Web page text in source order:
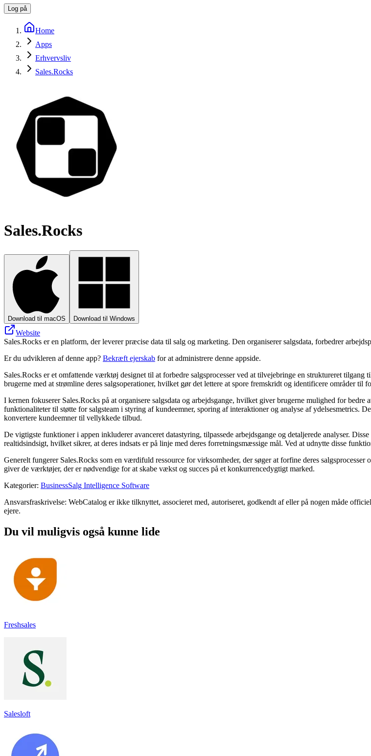
Log på
Home
Apps
Erhvervsliv
Sales.Rocks
Sales.Rocks
Download til macOS Download til Windows
Website
Sales.Rocks er en platform, der leverer præcise data til salg og marketing. Den organiserer salgsdata, forbedrer
Er du udvikleren af denne app? Bekræft ejerskab for at administrere denne appside.
Sales.Rocks er et omfattende værktøj designet til at forbedre salgsprocesser ved at tilvejebringe en struktureret
brugerne med at strømline deres salgsoperationer, hvilket gør det lettere at spore fremskridt og identificere områder til
I kernen fokuserer Sales.Rocks på at organisere salgsdata og arbejdsgange, hvilket giver brugerne mulighed for
funktionaliteter til støtte for salgsteam i styring af kundeemner, sporing af interaktioner og analyse af ydelsesmetrics.
konvertere kundeemner til vellykkede tilbud.
De vigtigste funktioner i appen inkluderer avanceret datastyring, tilpassede arbejdsgange og detaljerede analyser.
realtidsindsigt, hvilket sikrer, at deres indsats er på linje med deres forretningsmæssige mål. Ved at udnytte disse
Generelt fungerer Sales.Rocks som en værdifuld ressource for virksomheder, der søger at forfine deres
giver de værktøjer, der er nødvendige for at skabe vækst og succes på et konkurrencedygtigt marked.
Kategorier: BusinessSalg Intelligence Software
Ansvarsfraskrivelse: WebCatalog er ikke tilknyttet, associeret med, autoriseret, godkendt af eller på nogen måde
ejere.
Du vil muligvis også kunne lide
Freshsales
Salesloft